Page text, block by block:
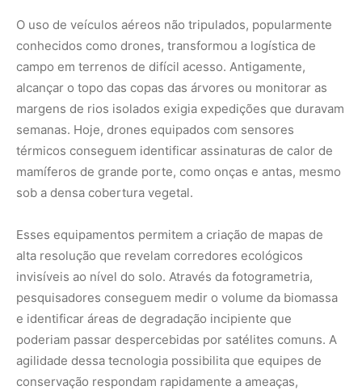
O uso de veículos aéreos não tripulados, popularmente
conhecidos como drones, transformou a logística de
campo em terrenos de difícil acesso. Antigamente,
alcançar o topo das copas das árvores ou monitorar as
margens de rios isolados exigia expedições que duravam
semanas. Hoje, drones equipados com sensores
térmicos conseguem identificar assinaturas de calor de
mamíferos de grande porte, como onças e antas, mesmo
sob a densa cobertura vegetal.
Esses equipamentos permitem a criação de mapas de
alta resolução que revelam corredores ecológicos
invisíveis ao nível do solo. Através da fotogrametria,
pesquisadores conseguem medir o volume da biomassa
e identificar áreas de degradação incipiente que
poderiam passar despercebidas por satélites comuns. A
agilidade dessa tecnologia possibilita que equipes de
conservação respondam rapidamente a ameaças,